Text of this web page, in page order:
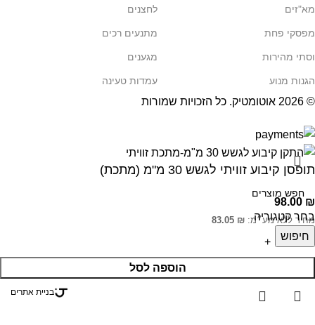
מא"זים לחצנים
מפסקי פחת מתנעים רכים
וסתי מהירות מגענים
הגנות מנוע עמדות טעינה
© 2026 אוטומטיק. כל הזכויות שמורות
בחר קטגוריה
חיפוש
תופסן קיבוע זוויתי לגשש 30 מ"מ (מתכת)
98.00 ₪
מחיר ללא מע״מ: 83.05 ₪
הוספה לסל
בניית אתרים